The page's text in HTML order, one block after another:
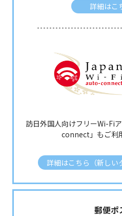
詳細はこ
訪日外国人向けフリーWi-Fi
connect」もご利
詳細はこちら（新しい
郵便ポ